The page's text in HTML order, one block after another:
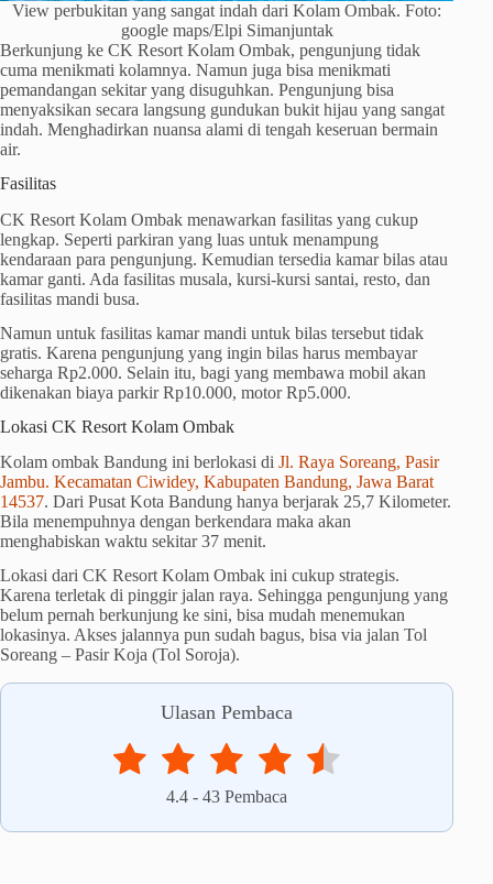
View perbukitan yang sangat indah dari Kolam Ombak. Foto:
google maps/Elpi Simanjuntak
Berkunjung ke CK Resort Kolam Ombak, pengunjung tidak
cuma menikmati kolamnya. Namun juga bisa menikmati
pemandangan sekitar yang disuguhkan. Pengunjung bisa
menyaksikan secara langsung gundukan bukit hijau yang sangat
indah. Menghadirkan nuansa alami di tengah keseruan bermain
air.
Fasilitas
CK Resort Kolam Ombak menawarkan fasilitas yang cukup
lengkap. Seperti parkiran yang luas untuk menampung
kendaraan para pengunjung. Kemudian tersedia kamar bilas atau
kamar ganti. Ada fasilitas musala, kursi-kursi santai, resto, dan
fasilitas mandi busa.
Namun untuk fasilitas kamar mandi untuk bilas tersebut tidak
gratis. Karena pengunjung yang ingin bilas harus membayar
seharga Rp2.000. Selain itu, bagi yang membawa mobil akan
dikenakan biaya parkir Rp10.000, motor Rp5.000.
Lokasi CK Resort Kolam Ombak
Kolam ombak Bandung ini berlokasi di Jl. Raya Soreang, Pasir
Jambu. Kecamatan Ciwidey, Kabupaten Bandung, Jawa Barat
14537. Dari Pusat Kota Bandung hanya berjarak 25,7 Kilometer.
Bila menempuhnya dengan berkendara maka akan
menghabiskan waktu sekitar37 menit.
Lokasi dari CK Resort Kolam Ombak ini cukup strategis.
Karena terletak di pinggir jalan raya. Sehingga pengunjung yang
belum pernah berkunjung ke sini, bisa mudah menemukan
lokasinya. Akses jalannya pun sudah bagus, bisa via jalan Tol
Soreang – Pasir Koja (Tol Soroja).
Ulasan Pembaca
4.4 -43 Pembaca